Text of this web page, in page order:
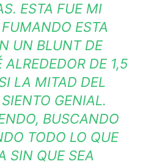
ESTA FUE MI
ESTA
UN BLUNT DE
DE 1,5
LA MITAD DEL
GENIAL.
BUSCANDO
TODO LO QUE
SIN QUE SEA